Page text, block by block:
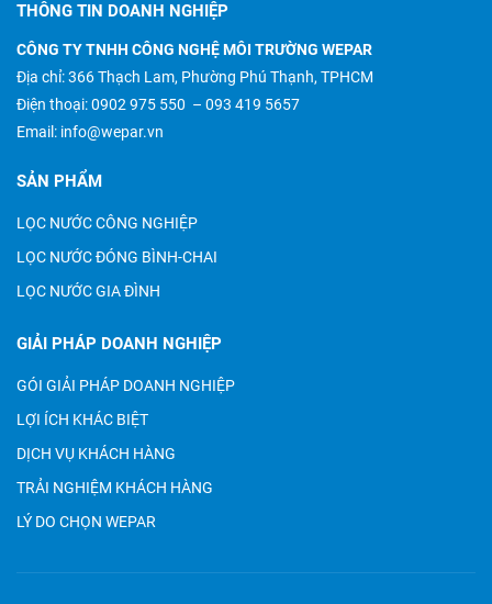
THÔNG TIN DOANH NGHIỆP
CÔNG TY TNHH CÔNG NGHỆ MÔI TRƯỜNG WEPAR
Địa chỉ: 366 Thạch Lam, Phường Phú Thạnh, TPHCM
Điện thoại:0902 975 550 – 093 419 5657
Email: info@wepar.vn
SẢN PHẨM
LỌC NƯỚC CÔNG NGHIỆP
LỌC NƯỚC ĐÓNG BÌNH-CHAI
LỌC NƯỚC GIA ĐÌNH
GIẢI PHÁP DOANH NGHIỆP
GÓI GIẢI PHÁP DOANH NGHIỆP
LỢI ÍCH KHÁC BIỆT
DỊCH VỤ KHÁCH HÀNG
TRẢI NGHIỆM KHÁCH HÀNG
LÝ DO CHỌN WEPAR